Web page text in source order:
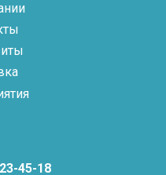
45-18